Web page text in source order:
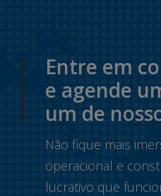
Entre em
e agende
um de
Não fique mais
operacional e
lucrativo que